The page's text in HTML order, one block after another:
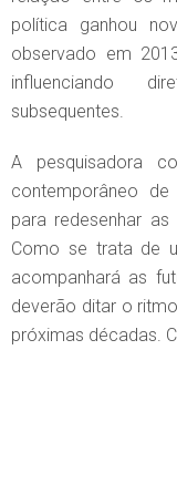
política ganhou
observado em
influenciando
subsequentes.
A pesquisadora
contemporâneo
para redesenhar
Como se trata de
acompanhará as
deverão ditar o
próximas décadas.